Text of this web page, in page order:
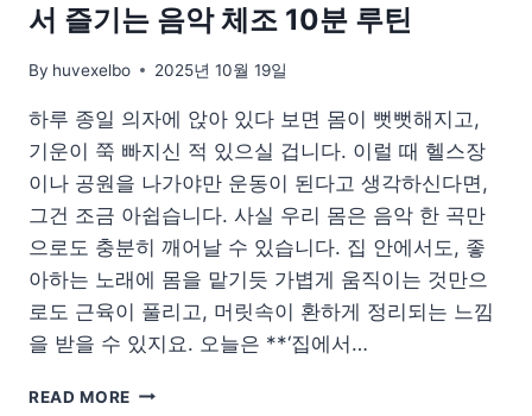
심
서 즐기는 음악 체조 10분 루틴
By huvexelbo 2025년 10월 19일
하루 종일 의자에 앉아 있다 보면 몸이 뻣뻣해지고,
기운이 쭉 빠지신 적 있으실 겁니다. 이럴 때 헬스장
이나 공원을 나가야만 운동이 된다고 생각하신다면,
그건 조금 아쉽습니다. 사실 우리 몸은 음악 한 곡만
으로도 충분히 깨어날 수 있습니다. 집 안에서도, 좋
아하는 노래에 몸을 맡기듯 가볍게 움직이는 것만으
로도 근육이 풀리고, 머릿속이 환하게 정리되는 느낌
을 받을 수 있지요. 오늘은 **‘집에서…
READ MORE 기